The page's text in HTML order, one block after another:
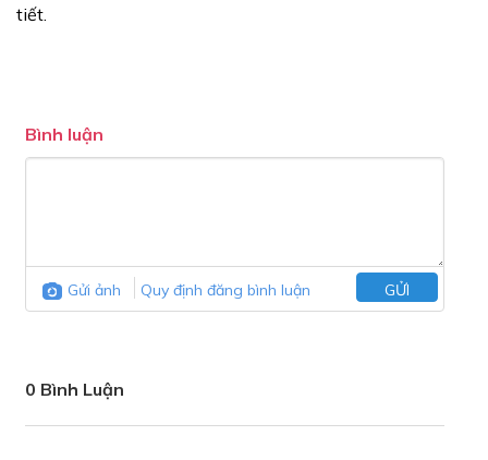
tiết.
Bình luận
Gửi ảnh Quy định đăng bình luận GỬI
0 Bình Luận